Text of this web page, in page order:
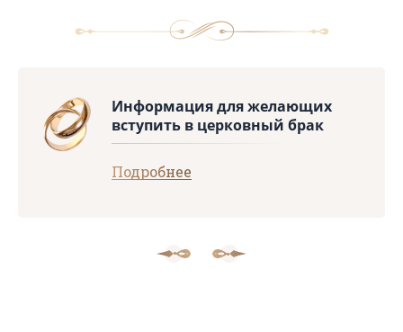
Информация для желающих
вступить в церковный брак
Подробнее